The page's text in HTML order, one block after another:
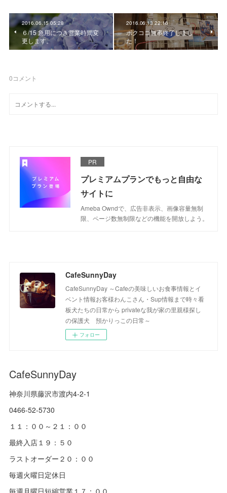
2016.06.15 05:28
６/15 急用につき営業時間変
更します。
2016.06.13 22:16
ボクココ無事終了しまし
た！
0コメント
PR
プレミアムプランでもっと自由な
サイトに
Ameba Owndで、広告非表示、画像容量無制
限、ページ数無制限などの機能を開放しよう。
CafeSunnyDay
CafeSunnyDay ～Cafeの美味しいお食事情報とイ
ベント情報お客様わんこさん・Sup情報まで時々看
板犬たちの日常から privateな我が家の里親様探し
の保護犬 預かりっこの日常～
フォロー
CafeSunnyDay
神奈川県藤沢市渡内4-2-1
0466-52-5730
１１：００～２１：００
最終入店１９：５０
ラストオーダー２０：００
毎週火曜日定休日